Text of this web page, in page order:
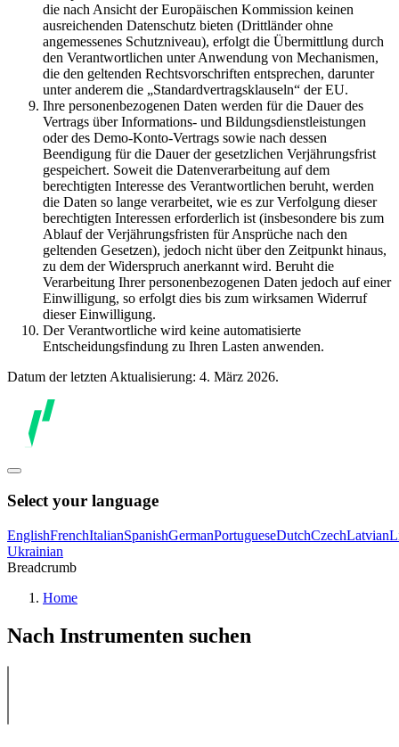
die nach Ansicht der Europäischen Kommission keinen
ausreichenden Datenschutz bieten (Drittländer ohne
angemessenes Schutzniveau), erfolgt die Übermittlung durch
den Verantwortlichen unter Anwendung von Mechanismen,
die den geltenden Rechtsvorschriften entsprechen, darunter
unter anderem die „Standardvertragsklauseln“ der EU.
Ihre personenbezogenen Daten werden für die Dauer des
Vertrags über Informations- und Bildungsdienstleistungen
oder des Demo-Konto-Vertrags sowie nach dessen
Beendigung für die Dauer der gesetzlichen Verjährungsfrist
gespeichert. Soweit die Datenverarbeitung auf dem
berechtigten Interesse des Verantwortlichen beruht, werden
die Daten so lange verarbeitet, wie es zur Verfolgung dieser
berechtigten Interessen erforderlich ist (insbesondere bis zum
Ablauf der Verjährungsfristen für Ansprüche nach den
geltenden Gesetzen), jedoch nicht über den Zeitpunkt hinaus,
zu dem der Widerspruch anerkannt wird. Beruht die
Verarbeitung Ihrer personenbezogenen Daten jedoch auf einer
Einwilligung, so erfolgt dies bis zum wirksamen Widerruf
dieser Einwilligung.
Der Verantwortliche wird keine automatisierte
Entscheidungsfindung zu Ihren Lasten anwenden.
Datum der letzten Aktualisierung: 4. März 2026.
Select your language
EnglishFrenchItalianSpanishGermanPortugueseDutchCzechLatvian
Ukrainian
Breadcrumb
Home
Nach Instrumenten suchen